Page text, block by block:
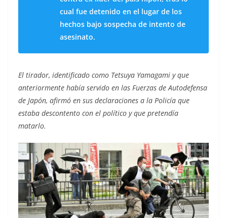
cual fue detenido en el lugar de los
hechos bajo sospecha de intento de
asesinato.
El tirador, identificado como Tetsuya Yamagami y que
anteriormente había servido en las Fuerzas de Autodefensa
de Japón, afirmó en sus declaraciones a la Policía que
estaba descontento con el político y que pretendía
matarlo.